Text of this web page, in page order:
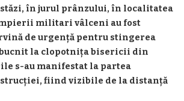
în jurul prânzului, în localitatea
militari vâlceni au fost
de urgență pentru stingerea
la clopotnița bisericii din
s-au manifestat la partea
fiind vizibile de la distanță